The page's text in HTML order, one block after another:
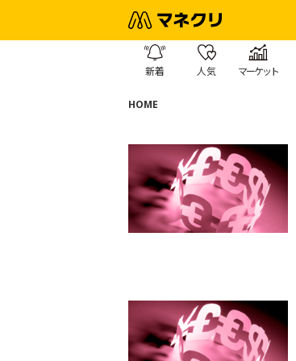
新着 人気 マーケット
HOME